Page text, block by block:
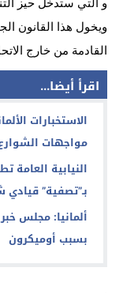
ويخول هذا القانون
القادمة من خارج
اقرأ أيضا...
الاستخبارات
مواجهات
النيابية
بـ”تصفية”
ألمانيا: مجلس
بسبب أوميكرون